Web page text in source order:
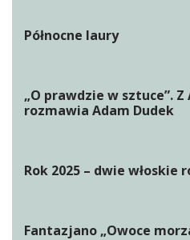
Północne laury
„O prawdzie w sztuce”.
rozmawia Adam Dudek
Rok 2025 – dwie włoskie
Fantazjano „Owoce